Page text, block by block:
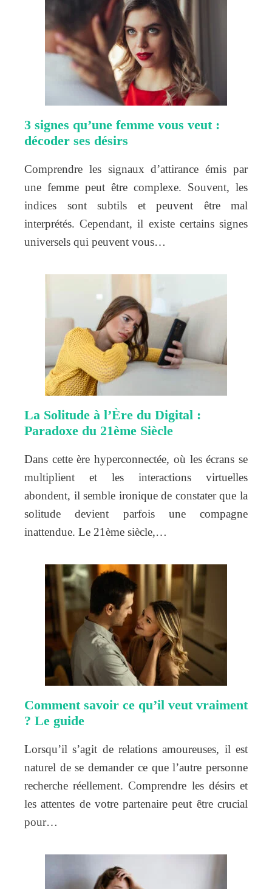
3 signes qu’une femme vous veut :
décoder ses désirs
Comprendre les signaux d’attirance émis par
une femme peut être complexe. Souvent, les
indices sont subtils et peuvent être mal
interprétés. Cependant, il existe certains signes
universels qui peuvent vous…
La Solitude à l’Ère du Digital :
Paradoxe du 21ème Siècle
Dans cette ère hyperconnectée, où les écrans se
multiplient et les interactions virtuelles
abondent, il semble ironique de constater que la
solitude devient parfois une compagne
inattendue. Le 21ème siècle,…
Comment savoir ce qu’il veut vraiment
? Le guide
Lorsqu’il s’agit de relations amoureuses, il est
naturel de se demander ce que l’autre personne
recherche réellement. Comprendre les désirs et
les attentes de votre partenaire peut être crucial
pour…